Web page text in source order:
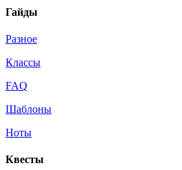
Гайды
Разное
Классы
FAQ
Шаблоны
Ноты
Квесты